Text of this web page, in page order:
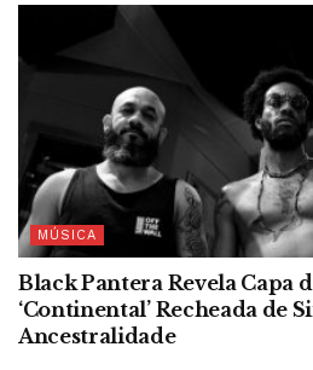
MÚSICA
Black Pantera Revela Capa
‘Continental’ Recheada de
Ancestralidade